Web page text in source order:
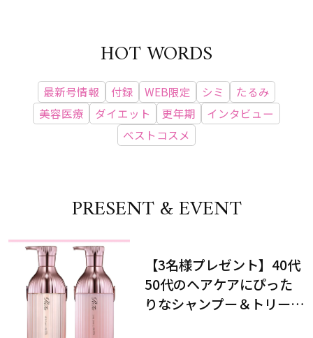
HOT WORDS
最新号情報 付録 WEB限定 シミ
たるみ
美容医療
ダイエット 更年期
インタビュー
ベストコスメ
PRESENT & EVENT
【3名様プレゼント】40代
50代のヘアケアにぴった
りなシャンプー＆トリート